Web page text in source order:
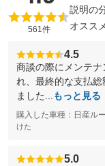
561件
説明の
オスス
4.5
商談の際にメンテ
れ、最終的な支払
ました...
もっと見る
購入した車種：日産ル
けた
5.0